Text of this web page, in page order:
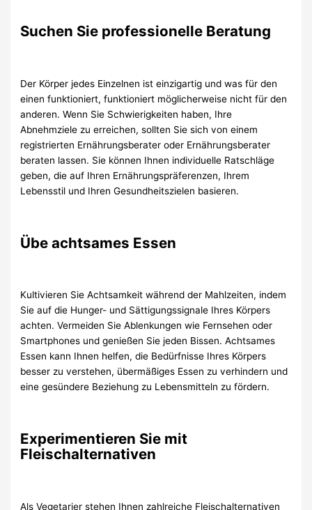
Suchen Sie professionelle Beratung
Der Körper jedes Einzelnen ist einzigartig und was für den
einen funktioniert, funktioniert möglicherweise nicht für den
anderen. Wenn Sie Schwierigkeiten haben, Ihre
Abnehmziele zu erreichen, sollten Sie sich von einem
registrierten Ernährungsberater oder Ernährungsberater
beraten lassen. Sie können Ihnen individuelle Ratschläge
geben, die auf Ihren Ernährungspräferenzen, Ihrem
Lebensstil und Ihren Gesundheitszielen basieren.
Übe achtsames Essen
Kultivieren Sie Achtsamkeit während der Mahlzeiten, indem
Sie auf die Hunger- und Sättigungssignale Ihres Körpers
achten. Vermeiden Sie Ablenkungen wie Fernsehen oder
Smartphones und genießen Sie jeden Bissen. Achtsames
Essen kann Ihnen helfen, die Bedürfnisse Ihres Körpers
besser zu verstehen, übermäßiges Essen zu verhindern und
eine gesündere Beziehung zu Lebensmitteln zu fördern.
Experimentieren Sie mit
Fleischalternativen
Als Vegetarier stehen Ihnen zahlreiche Fleischalternativen